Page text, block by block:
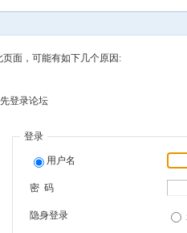
面，可能有如下几个原因:
登录论坛
登录
用户名
密 码
隐身登录